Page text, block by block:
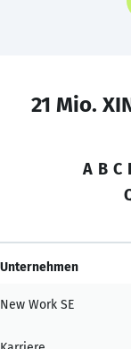
21 Mio.
A B C
Unternehmen
New Work SE